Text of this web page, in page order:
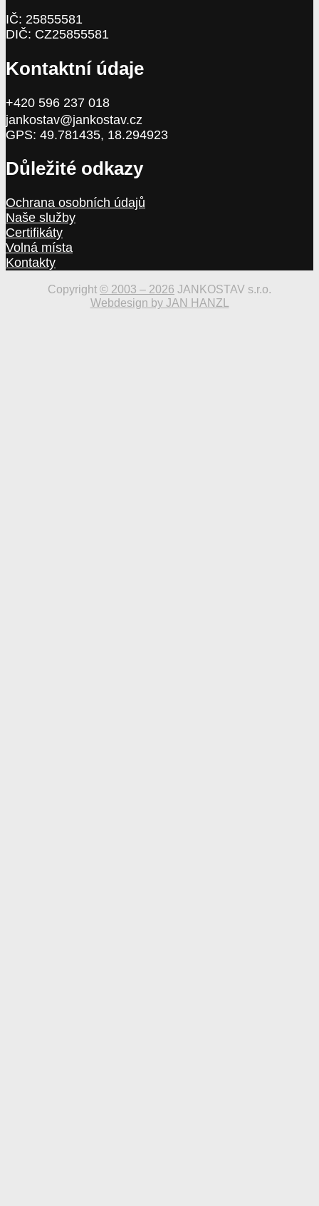
IČ: 25855581
DIČ: CZ25855581
Kontaktní údaje
+420 596 237 018
jankostav@jankostav.cz
GPS: 49.781435, 18.294923
Důležité odkazy
Ochrana osobních údajů
Naše služby
Certifikáty
Volná místa
Kontakty
Copyright © 2003 – 2026 JANKOSTAV s.r.o.
Webdesign by JAN HANZL